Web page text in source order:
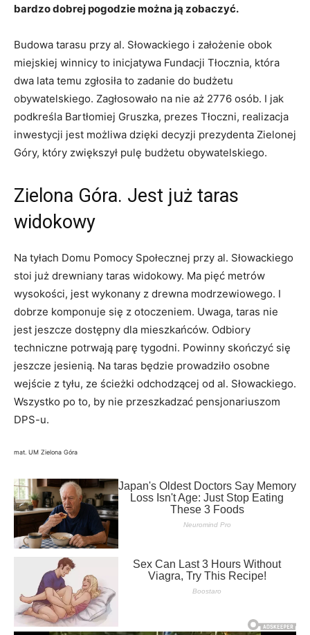
bardzo dobrej pogodzie można ją zobaczyć.
Budowa tarasu przy al. Słowackiego i założenie obok
miejskiej winnicy to inicjatywa Fundacji Tłocznia, która
dwa lata temu zgłosiła to zadanie do budżetu
obywatelskiego. Zagłosowało na nie aż 2776 osób. I jak
podkreśla Bartłomiej Gruszka, prezes Tłoczni, realizacja
inwestycji jest możliwa dzięki decyzji prezydenta Zielonej
Góry, który zwiększył pulę budżetu obywatelskiego.
Zielona Góra. Jest już taras
widokowy
Na tyłach Domu Pomocy Społecznej przy al. Słowackiego
stoi już drewniany taras widokowy. Ma pięć metrów
wysokości, jest wykonany z drewna modrzewiowego. I
dobrze komponuje się z otoczeniem. Uwaga, taras nie
jest jeszcze dostępny dla mieszkańców. Odbiory
techniczne potrwają parę tygodni. Powinny skończyć się
jeszcze jesienią. Na taras będzie prowadziło osobne
wejście z tyłu, ze ścieżki odchodzącej od al. Słowackiego.
Wszystko po to, by nie przeszkadzać pensjonariuszom
DPS-u.
mat. UM Zielona Góra